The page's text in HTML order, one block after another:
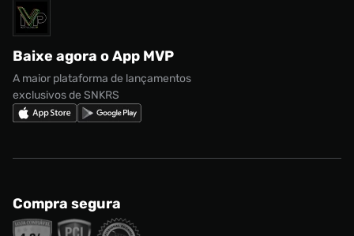
Marcas
adidas Campus
Nike Shox
Política de privacidade
Regulamento CRM/ CASHBACK
Regulamento Cupom
Solicite seus dados
Baixe agora o App MVP
A maior plataforma de lançamentos
exclusivos de SNKRS
Compra segura